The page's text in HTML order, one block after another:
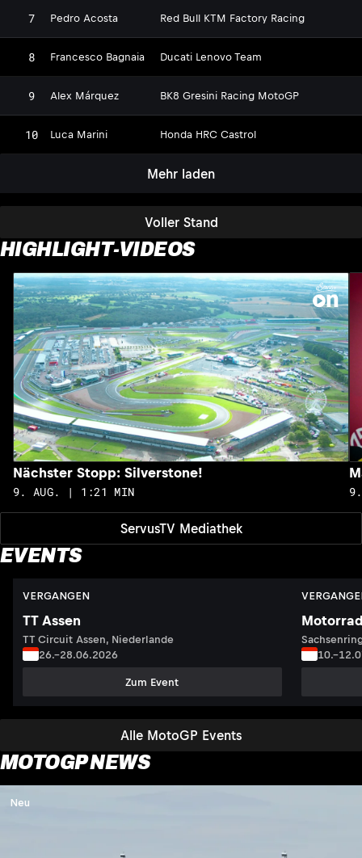
Voller Stand
7 Pedro Acosta Red Bull KTM Factory Racing
8 Francesco Bagnaia Ducati Lenovo Team
9 Alex Márquez BK8 Gresini Racing MotoGP
10 Luca Marini Honda HRC Castrol
Mehr laden
HIGHLIGHT-VIDEOS
ServusTV Mediathek
Nächster Stopp: Silverstone!
9. AUG. | 1:21 MIN
EVENTS
Alle MotoGP Events
VERGANGEN
TT Assen
TT Circuit Assen, Niederlande
26.–28.06.2026
Zum Event
MOTOGP NEWS
Neu